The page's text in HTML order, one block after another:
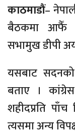
काठमाडौं–
बैठकमा आफैँ
सभामुख डीपी
यसबाट
बताए ।
शहीदप्रति
त्यसमा अन्य